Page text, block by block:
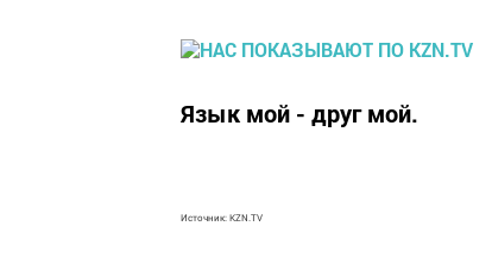
Язык мой - друг мой.
Источник: KZN.TV